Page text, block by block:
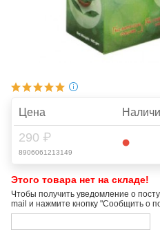
Цена
290 ₽
8906061213149
Этого товара нет на складе!
Чтобы получить уведомление о
mail и нажмите кнопку "Сообщить о